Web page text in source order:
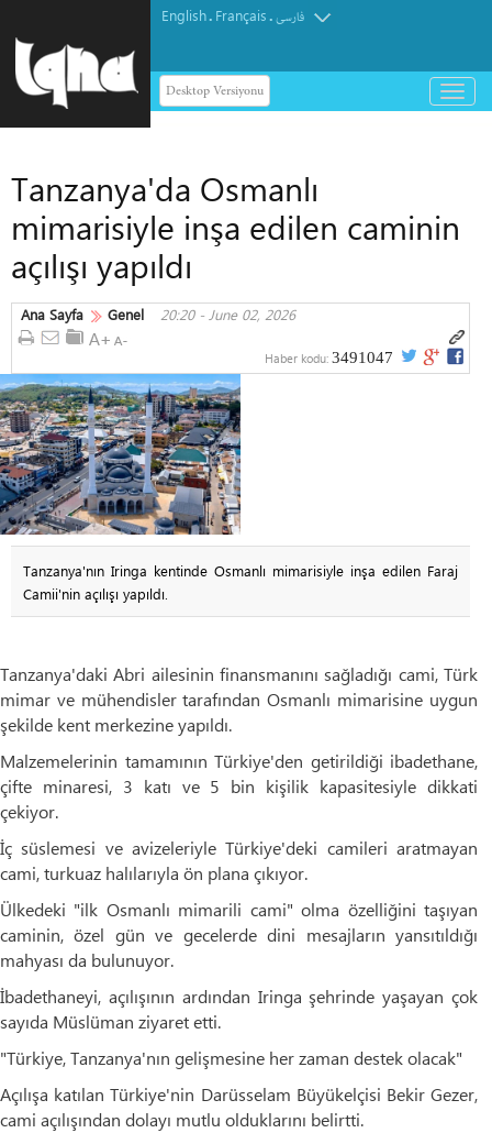
English. Français.فارسی
Desktop Versiyonu
باز
و
Tanzanya'da Osmanlı
mimarisiyle inşa edilen caminin
açılışı yapıldı
Ana Sayfa Genel 20:20 - June 02, 2026
Haber kodu: 3491047
Tanzanya'nın Iringa kentinde Osmanlı mimarisiyle inşa edilen Faraj
Camii'nin açılışı yapıldı.
Tanzanya'daki Abri ailesinin finansmanını sağladığı cami, Türk
mimar ve mühendisler tarafından Osmanlı mimarisine uygun
şekilde kent merkezine yapıldı.
Malzemelerinin tamamının Türkiye'den getirildiği ibadethane,
çifte minaresi, 3 katı ve 5 bin kişilik kapasitesiyle dikkati
çekiyor.
İç süslemesi ve avizeleriyle Türkiye'deki camileri aratmayan
cami, turkuaz halılarıyla ön plana çıkıyor.
Ülkedeki "ilk Osmanlı mimarili cami" olma özelliğini taşıyan
caminin, özel gün ve gecelerde dini mesajların yansıtıldığı
mahyası da bulunuyor.
İbadethaneyi, açılışının ardından Iringa şehrinde yaşayan çok
sayıda Müslüman ziyaret etti.
"Türkiye, Tanzanya'nın gelişmesine her zaman destek olacak"
Açılışa katılan Türkiye'nin Darüsselam Büyükelçisi Bekir Gezer,
cami açılışından dolayı mutlu olduklarını belirtti.